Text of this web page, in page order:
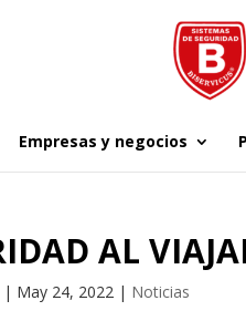
Empresas y negocios
AL
| May 24, 2022 | Noticias